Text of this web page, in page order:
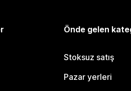
Önde gelen
Stoksuz satış
Pazar yerleri